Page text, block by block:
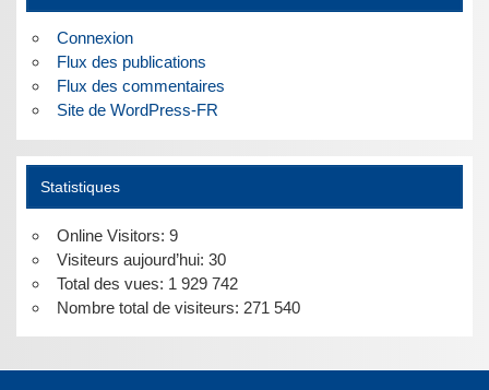
Connexion
Flux des publications
Flux des commentaires
Site de WordPress-FR
Statistiques
Online Visitors: 9
Visiteurs aujourd’hui: 30
Total des vues: 1 929 742
Nombre total de visiteurs: 271 540